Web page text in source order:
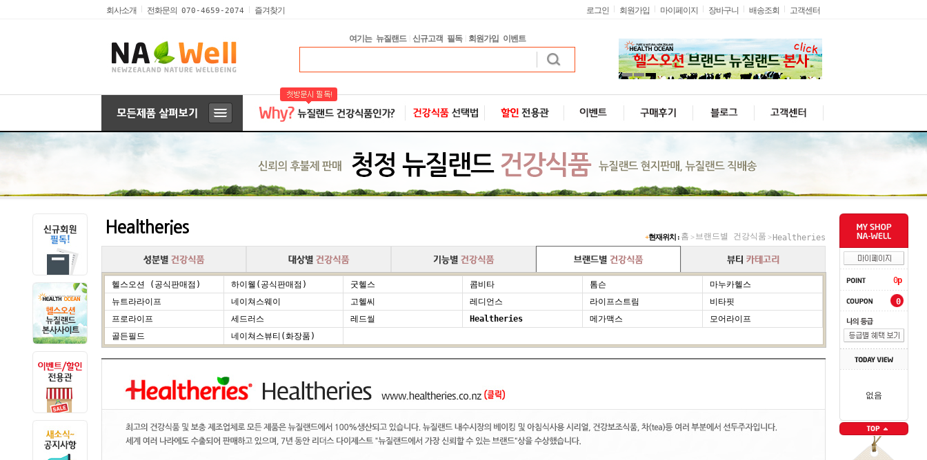
회사소개 전화문의 070-4659-2074 즐겨찾기 로그인 회원가입 마이페이지 장바구니 배송조회 고객센터
여기는 뉴질랜드 신규고객 필독 회원가입 이벤트
0p
0
없음
Healtheries
+현재위치 : 홈 >브랜드별 건강식품 > Healtheries
헬스오션 (공식판매점) 하이웰(공식판매점) 굿헬스 콤비타 톰슨
마누카헬스
뉴트라라이프
네이쳐스웨이 고헬씨 레디언스 라이프스트림
비타핏
프로라이프
세드러스 레드씰 Healtheries 메가맥스
모어라이프
골든필드
네이쳐스뷰티(화장품)